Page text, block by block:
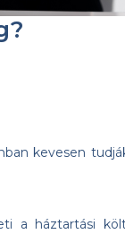
kevesen
a háztartási